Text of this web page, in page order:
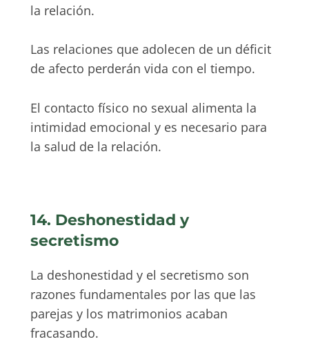
la relación.
Las relaciones que adolecen de un déficit
de afecto perderán vida con el tiempo.
El contacto físico no sexual alimenta la
intimidad emocional y es necesario para
la salud de la relación.
14. Deshonestidad y
secretismo
La deshonestidad y el secretismo son
razones fundamentales por las que las
parejas y los matrimonios acaban
fracasando.